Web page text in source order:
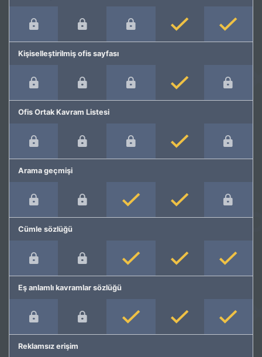
Kişiselleştirilmiş ofis sayfası
Ofis Ortak Kavram Listesi
Arama geçmişi
Cümle sözlüğü
Eş anlamlı kavramlar sözlüğü
Reklamsız erişim